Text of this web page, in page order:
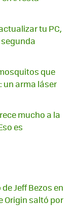
tu PC,
que
un arma láser
mucho a la
es
Jeff Bezos en
Origin saltó por